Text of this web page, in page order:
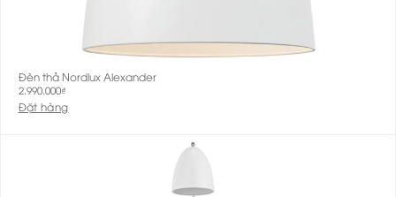
Đèn thả Nordlux Alexander
2.990.000₫
Đặt hàng